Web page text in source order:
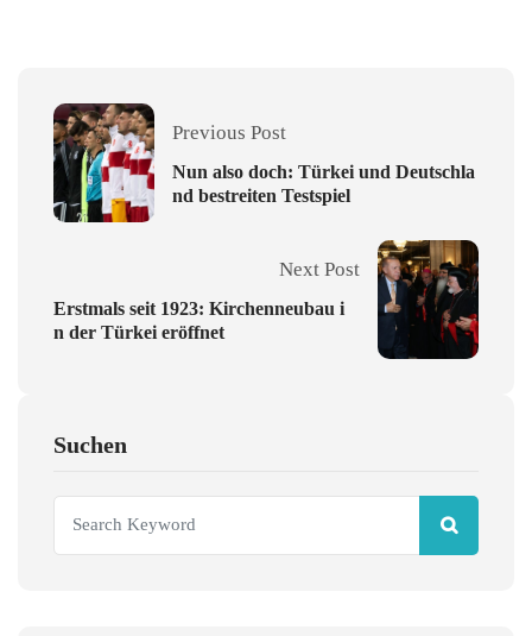
Previous Post
Nun also doch: Türkei und Deutschla
nd bestreiten Testspiel
Next Post
Erstmals seit 1923: Kirchenneubau i
n der Türkei eröffnet
Suchen